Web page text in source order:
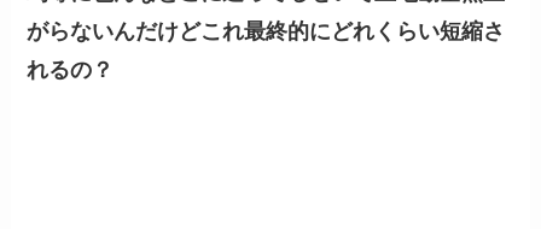
がらないんだけどこれ最終的にどれくらい短縮さ
れるの？